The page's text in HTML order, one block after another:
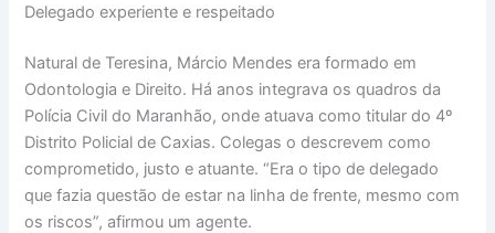
Delegado experiente e respeitado
Natural de Teresina, Márcio Mendes era formado em
Odontologia e Direito. Há anos integrava os quadros da
Polícia Civil do Maranhão, onde atuava como titular do 4º
Distrito Policial de Caxias. Colegas o descrevem como
comprometido, justo e atuante. “Era o tipo de delegado
que fazia questão de estar na linha de frente, mesmo com
os riscos”, afirmou um agente.